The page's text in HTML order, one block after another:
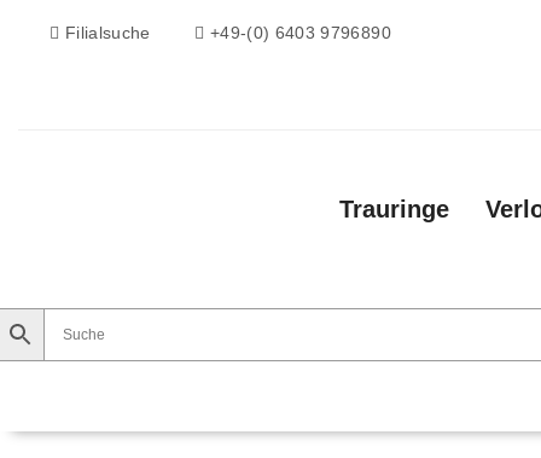
Filialsuche +49-(0) 6403 9796890
Trauringe